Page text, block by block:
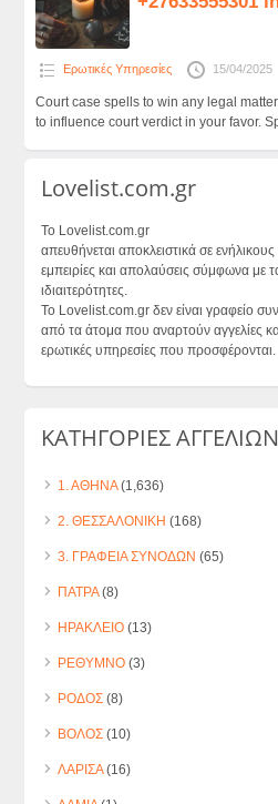
Ερωτικές Υπηρεσίες 15/04/2025
Court case spells to win any legal
to influence court verdict in your favor.
Lovelist.com.gr
Το Lovelist.com.gr
απευθήνεται αποκλειστικά σε
εμπειρίες και απολαύσεις σύμφωνα με
ιδιαιτερότητες.
Το Lovelist.com.gr δεν είναι γραφείο
από τα άτομα που αναρτούν αγγελίες
ερωτικές υπηρεσίες που προσφέρονται.
ΚΑΤΗΓΟΡΙΕΣ ΑΓΓΕΛΙΩΝ
1. ΑΘΗΝΑ(1,636)
2. ΘΕΣΣΑΛΟΝΙΚΗ (168)
3. ΓΡΑΦΕΙΑ ΣΥΝΟΔΩΝ (65)
ΠΑΤΡΑ(8)
ΗΡΑΚΛΕΙΟ (13)
ΡΕΘΥΜΝΟ (3)
ΡΟΔΟΣ (8)
ΒΟΛΟΣ (10)
ΛΑΡΙΣΑ(16)